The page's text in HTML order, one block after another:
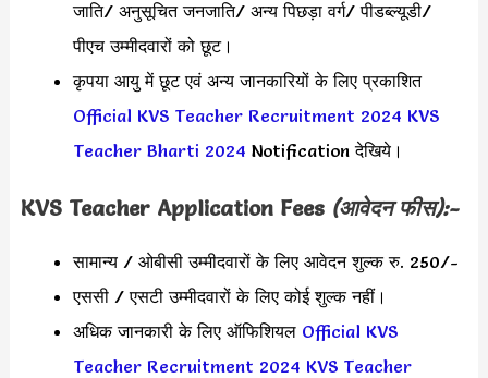
जाति/ अनुसूचित जनजाति/ अन्य पिछड़ा वर्ग/ पीडब्ल्यूडी/
पीएच उम्मीदवारों को छूट।
कृपया आयु में छूट एवं अन्य जानकारियों के लिए प्रकाशित
Official KVS Teacher Recruitment 2024 KVS
Teacher Bharti 2024 Notification देखिये।
KVS Teacher Application Fees (आवेदन फीस):-
सामान्य / ओबीसी उम्मीदवारों के लिए आवेदन शुल्क रु. 250/-
एससी / एसटी उम्मीदवारों के लिए कोई शुल्क नहीं।
अधिक जानकारी के लिए ऑफिशियल Official KVS
Teacher Recruitment 2024 KVS Teacher